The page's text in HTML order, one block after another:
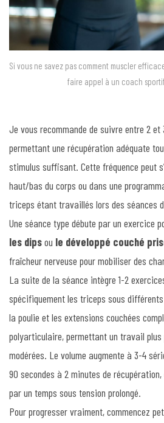
Si vous ne savez pas comment muscler
faire appel à un coach
Je vous recommande de suivre entre 2
permettant une récupération adéquate
stimulus suffisant. Cette fréquence peut
haut/bas du corps ou dans une
triceps étant travaillés lors des séances
Une séance type débute par un exercice
les dipsou le développé couché
fraîcheur nerveuse pour mobiliser des
La suite de la séance intègre 1-2
spécifiquement les triceps sous
la poulie et les extensions couchées
polyarticulaire, permettant un travail
modérées. Le volume augmente à 3-4
90 secondes à 2 minutes de
par un temps sous tension prolongé.
Pour progresser vraiment, commencez